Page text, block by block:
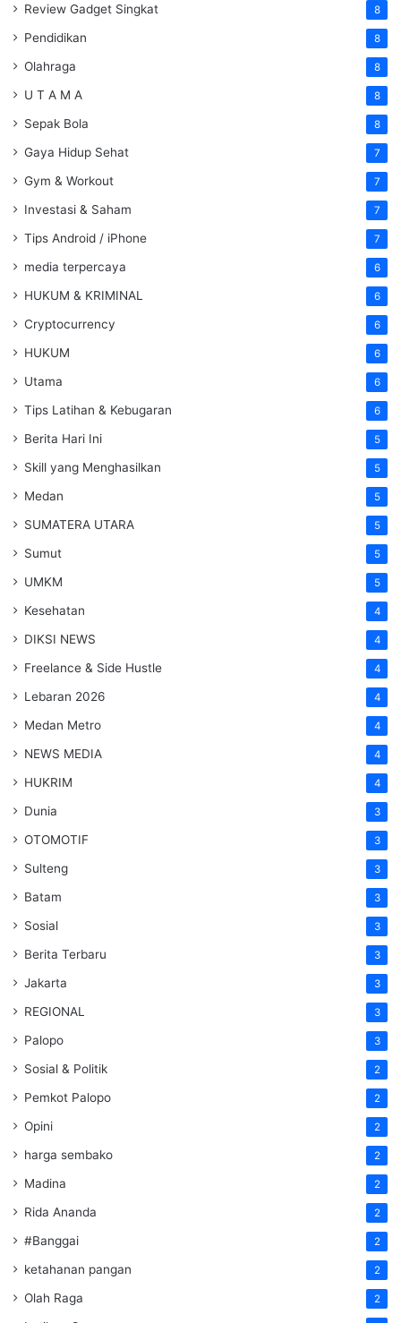
Review Gadget Singkat 8
Pendidikan 8
Olahraga 8
U T A M A 8
Sepak Bola 8
Gaya Hidup Sehat 7
Gym & Workout 7
Investasi & Saham 7
Tips Android / iPhone 7
media terpercaya 6
HUKUM & KRIMINAL 6
Cryptocurrency 6
HUKUM 6
Utama 6
Tips Latihan & Kebugaran 6
Berita Hari Ini 5
Skill yang Menghasilkan 5
Medan 5
SUMATERA UTARA 5
Sumut 5
UMKM 5
Kesehatan 4
DIKSI NEWS 4
Freelance & Side Hustle 4
Lebaran 2026 4
Medan Metro 4
NEWS MEDIA 4
HUKRIM 4
Dunia 3
OTOMOTIF 3
Sulteng 3
Batam 3
Sosial 3
Berita Terbaru 3
Jakarta 3
REGIONAL 3
Palopo 3
Sosial & Politik 2
Pemkot Palopo 2
Opini 2
harga sembako 2
Madina 2
Rida Ananda 2
#Banggai 2
ketahanan pangan 2
Olah Raga 2